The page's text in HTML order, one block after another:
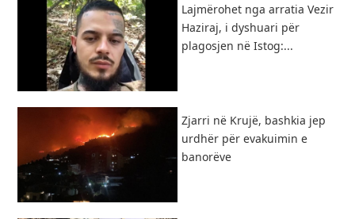
Lajmërohet nga arratia Vezir
Haziraj, i dyshuari për
plagosjen në Istog:...
Zjarri në Krujë, bashkia jep
urdhër për evakuimin e
banorëve